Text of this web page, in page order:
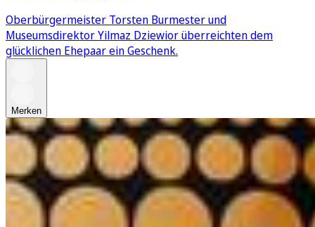
Oberbürgermeister Torsten Burmester und
Museumsdirektor Yilmaz Dziewior überreichten dem
glücklichen Ehepaar ein Geschenk.
Merken